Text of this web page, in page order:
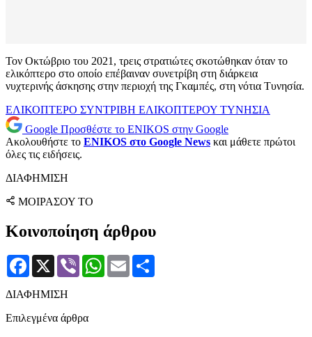
Τον Οκτώβριο του 2021, τρεις στρατιώτες σκοτώθηκαν όταν το
ελικόπτερο στο οποίο επέβαιναν συνετρίβη στη διάρκεια
νυχτερινής άσκησης στην περιοχή της Γκαμπές, στη νότια Τυνησία.
ΕΛΙΚΟΠΤΕΡΟ ΣΥΝΤΡΙΒΗ ΕΛΙΚΟΠΤΕΡΟΥ ΤΥΝΗΣΙΑ
Google Προσθέστε το ENIKOS στην Google
Ακολουθήστε το ENIKOS στο Google News και μάθετε πρώτοι
όλες τις ειδήσεις.
ΔΙΑΦΗΜΙΣΗ
ΜΟΙΡΑΣΟΥ ΤΟ
Κοινοποίηση άρθρου
Facebook
X Viber WhatsApp
Email
ΔΙΑΦΗΜΙΣΗ
Επιλεγμένα άρθρα